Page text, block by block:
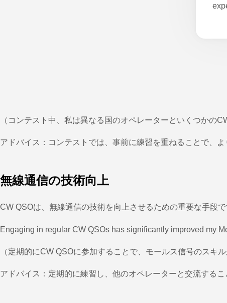
（コンテスト中、私は異なる国のオペレーターといくつかの
アドバイス：コンテストでは、事前に練習を重ねることで、
無線通信の技術向上
CW QSOは、無線通信の技術を向上させるための重要な手段
Engaging in regular CW QSOs has significantly improved my
（定期的にCW QSOに参加することで、モールス信号のスキ
アドバイス：定期的に練習し、他のオペレーターと交流する